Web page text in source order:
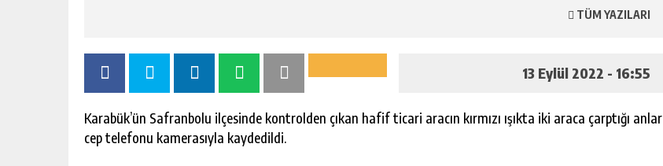
TÜM YAZILARI
13 Eylül 2022 - 16:55
Karabük’ün Safranbolu ilçesinde kontrolden çıkan hafif ticari aracın kırmızı ışıkta iki araca çarptığı anlar
cep telefonu kamerasıyla kaydedildi.